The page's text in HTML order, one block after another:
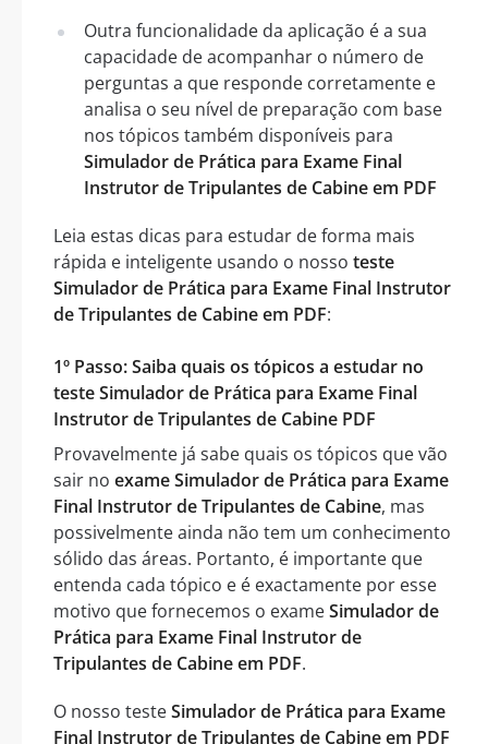
Outra funcionalidade da aplicação é a sua
capacidade de acompanhar o número de
perguntas a que responde corretamente e
analisa o seu nível de preparação com base
nos tópicos também disponíveis para
Simulador de Prática para Exame Final
Instrutor de Tripulantes de Cabine em PDF
Leia estas dicas para estudar de forma mais
rápida e inteligente usando o nosso teste
Simulador de Prática para Exame Final Instrutor
de Tripulantes de Cabine em PDF:
1º Passo: Saiba quais os tópicos a estudar no
teste Simulador de Prática para Exame Final
Instrutor de Tripulantes de Cabine PDF
Provavelmente já sabe quais os tópicos que vão
sair no exame Simulador de Prática para Exame
Final Instrutor de Tripulantes de Cabine, mas
possivelmente ainda não tem um conhecimento
sólido das áreas. Portanto, é importante que
entenda cada tópico e é exactamente por esse
motivo que fornecemos o exameSimulador de
Prática para Exame Final Instrutor de
Tripulantes de Cabine em PDF.
O nosso testeSimulador de Prática para Exame
Final Instrutor de Tripulantes de Cabine em PDF